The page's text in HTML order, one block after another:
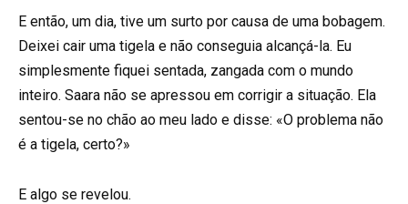
E então, um dia, tive um surto por causa de uma bobagem.
Deixei cair uma tigela e não conseguia alcançá-la. Eu
simplesmente fiquei sentada, zangada com o mundo
inteiro. Saara não se apressou em corrigir a situação. Ela
sentou-se no chão ao meu lado e disse: «O problema não
é a tigela, certo?»
E algo se revelou.